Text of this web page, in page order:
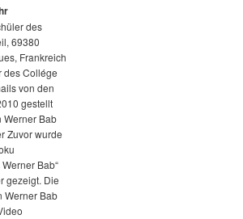
des
69380
Frankreich
des Collége
von den
gestellt
Werner Bab
Zuvor wurde
Bab“
gezeigt. Die
Werner Bab